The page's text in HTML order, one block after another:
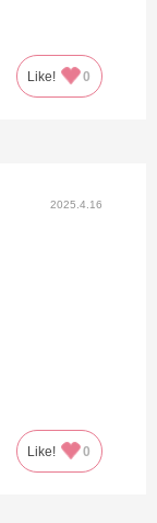
Like! 0
2025.4.16
Like! 0